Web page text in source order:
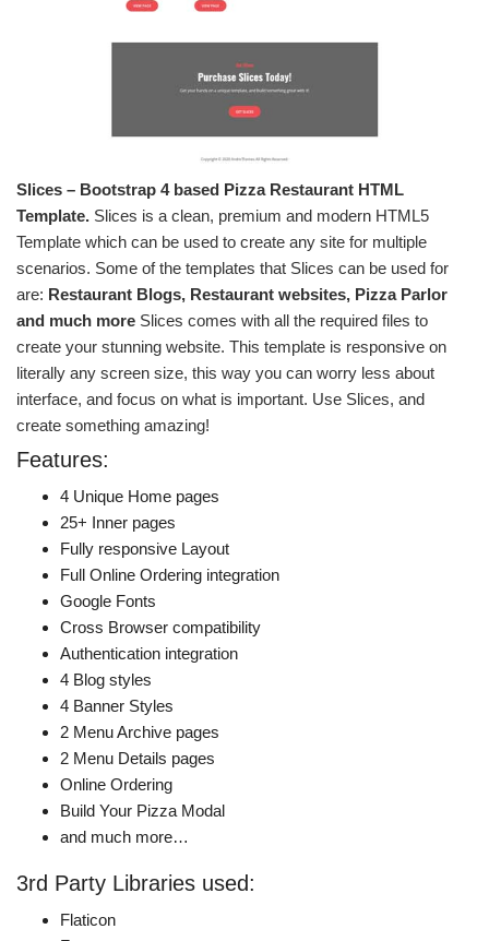
Slices – Bootstrap 4 based Pizza Restaurant HTML
Template. Slices is a clean, premium and modern HTML5
Template which can be used to create any site for multiple
scenarios. Some of the templates that Slices can be used for
are: Restaurant Blogs, Restaurant websites, Pizza Parlor
and much more Slices comes with all the required files to
create your stunning website. This template is responsive on
literally any screen size, this way you can worry less about
interface, and focus on what is important. Use Slices, and
create something amazing!
Features:
4 Unique Home pages
25+ Inner pages
Fully responsive Layout
Full Online Ordering integration
Google Fonts
Cross Browser compatibility
Authentication integration
4 Blog styles
4 Banner Styles
2 Menu Archive pages
2 Menu Details pages
Online Ordering
Build Your Pizza Modal
and much more…
3rd Party Libraries used:
Flaticon